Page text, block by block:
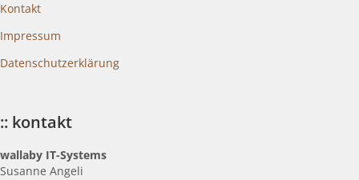
Kontakt
Impressum
Datenschutzerklärung
:: kontakt
wallaby IT-Systems
Susanne Angeli